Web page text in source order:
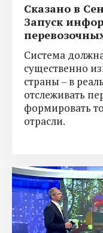
Сказано в
Запуск
Система
существенно
страны – в
отслеживать
формировать
отрасли.